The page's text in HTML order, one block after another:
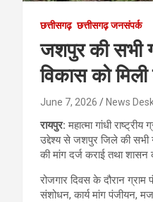
छत्तीसगढ़ छत्तीसगढ़ जनसंपर्क
जशपुर की सभी
विकास को
June 7, 2026 News
रायपुर:महात्मा गांधी
उद्देश्य से जशपुर जिले की सभी
की मांग दर्ज कराई तथा शासन
रोजगार दिवस के दौरान ग्राम
संशोधन, कार्य मांग पंजीयन,